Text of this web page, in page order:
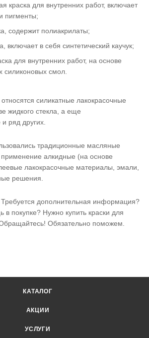
краска для внутренних работ, включает
пигменты;
содержит полиакрилаты;
включает в себя синтетический каучук;
для внутренних работ, на основе
силиконовых смол.
силикатные лакокрасочные
жидкого стекла, а еще
ряд других.
традиционные масляные
алкидные (на основе
лакокрасочные материалы, эмали,
решения.
дополнительная информация?
покупке? Нужно купить краски для
Обязательно поможем.
КАТАЛОГ
АКЦИИ
УСЛУГИ